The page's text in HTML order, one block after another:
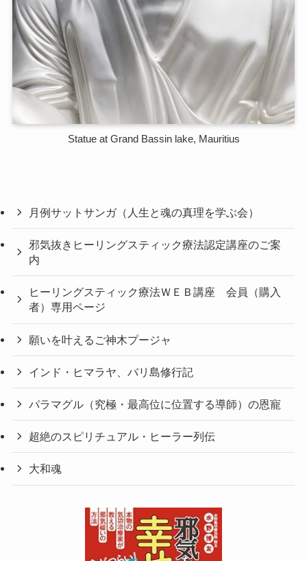
Statue at Grand Bassin lake, Mauritius
月例サットサンガ（人生と魂の真理を学ぶ会）
邪気抜きヒーリングスティック療法認定講座のご案
内
ヒーリングスティック療法ＷＥＢ講座 会員（購入
者）専用ページ
願いを叶えるご神木プージャ
インド・ヒマラヤ、バリ島修行記
パラマグル（究極・最高位に位置する導師）の恩寵
超絶のスピリチュアル・ヒーラー列伝
大和魂